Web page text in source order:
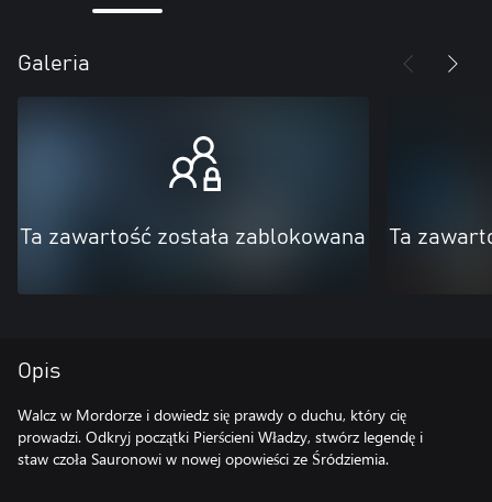
Galeria
Ta zawartość została zablokowana Ta
Opis
Walcz w Mordorze i dowiedz się prawdy o duchu, który cię
prowadzi. Odkryj początki Pierścieni Władzy, stwórz legendę i
staw czoła Sauronowi w nowej opowieści ze Śródziemia.